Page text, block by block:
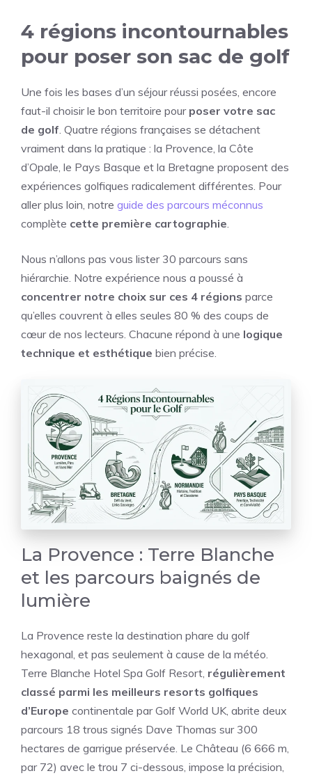
4 régions incontournables
pour poser son sac de golf
Une fois les bases d’un séjour réussi posées, encore
faut-il choisir le bon territoire pour poser votre sac
de golf . Quatre régions françaises se détachent
vraiment dans la pratique : la Provence, la Côte
d’Opale, le Pays Basque et la Bretagne proposent des
expériences golfiques radicalement différentes. Pour
aller plus loin, notre guide des parcours méconnus
complète cette première cartographie
Nous n’allons pas vous lister 30 parcours sans
hiérarchie. Notre expérience nous a poussé à
concentrer notre choix sur ces 4 régions parce
qu’elles couvrent à elles seules 80 % des coups de
cœur de nos lecteurs. Chacune répond à une logique
technique et esthétique bien précise.
La Provence : Terre Blanche
et les parcours baignés de
lumière
La Provence reste la destination phare du golf
hexagonal, et pas seulement à cause de la météo.
Terre Blanche Hotel Spa Golf Resort, régulièrement
classé parmi les meilleurs resorts golfiques
d’Europe continentale par Golf World UK, abrite deux
parcours 18 trous signés Dave Thomas sur 300
hectares de garrigue préservée. Le Château (6 666 m,
par 72) avec le trou 7 ci-dessous, impose la précision,